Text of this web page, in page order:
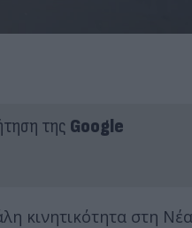
της Google
κινητικότητα στη